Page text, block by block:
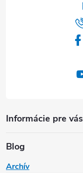
Informácie pre vás
Blog
Archív